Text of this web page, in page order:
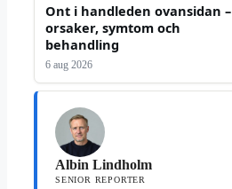
Ont i handleden ovansidan –
orsaker, symtom och
behandling
6 aug 2026
Albin Lindholm
SENIOR REPORTER